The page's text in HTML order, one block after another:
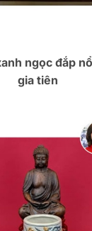
ngọc đắp
gia tiên